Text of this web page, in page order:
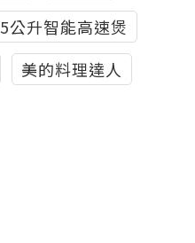
5公升智能高速煲
美的料理達人